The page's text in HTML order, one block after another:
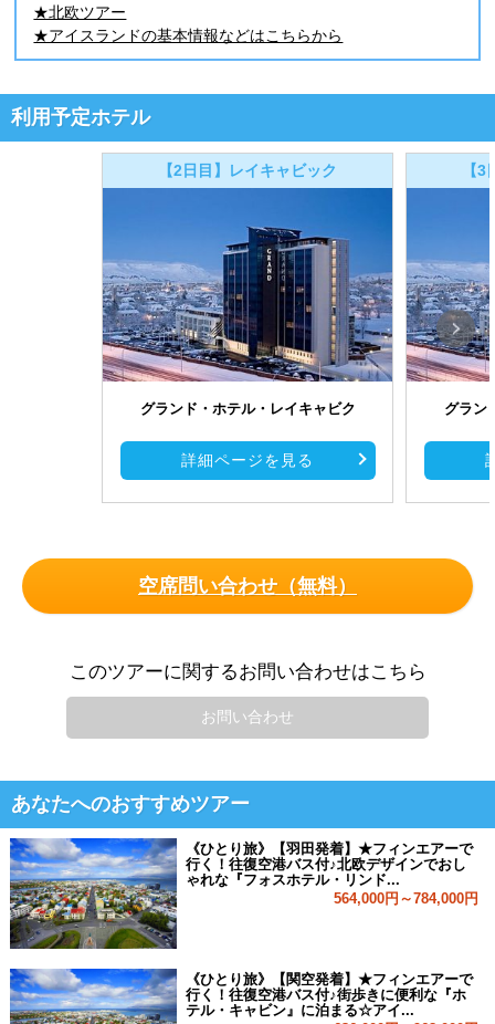
★北欧ツアー
★アイスランドの基本情報などはこちらから
利用予定ホテル
【2日目】レイキャビック
グランド・ホテル・レイキャビク
詳細ページを見る
【
グラン
空席問い合わせ（無料）
このツアーに関するお問い合わせはこちら
お問い合わせ
あなたへのおすすめツアー
《ひとり旅》【羽田発着】★フィンエアーで
行く！往復空港バス付♪北欧デザインでおし
ゃれな『フォスホテル・リンド...
564,000円～784,000円
《ひとり旅》【関空発着】★フィンエアーで
行く！往復空港バス付♪街歩きに便利な『ホ
テル・キャビン』に泊まる☆アイ...